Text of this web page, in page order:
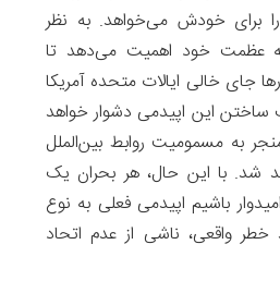
برای خودش می‌خواهد. به نظر
عظمت خود اهمیت می‌دهد تا
جای خالی ایالات متحده آمریکا
ساختن این اپیدمی دشوار خواهد
به مسمومیت روابط بین‌الملل
شد. با این حال، هر بحران یک
باشیم اپیدمی فعلی به نوع
واقعی، ناشی از عدم اتحاد